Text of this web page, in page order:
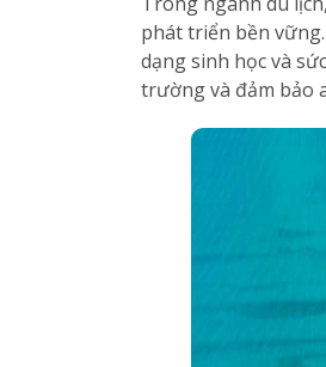
phát triển bền
dạng sinh học và
trường và đảm bảo